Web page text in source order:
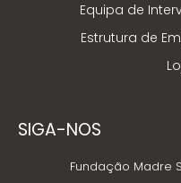
Equipa de
Estrutura de
SIGA-NOS
Fundação Madre